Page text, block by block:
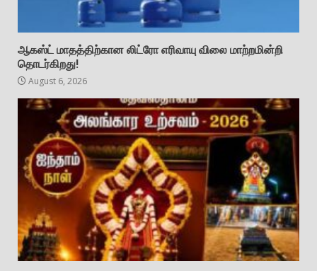
ஆகஸ்ட் மாதத்திற்கான லிட்ரோ எரிவாயு விலை மாற்றமின்றி
தொடர்கிறது!
August 6, 2026